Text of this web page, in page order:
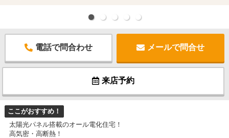
電話で問合わせ メールで問合せ
来店予約
ここがおすすめ！
太陽光パネル搭載のオール電化住宅！
高気密・高断熱！